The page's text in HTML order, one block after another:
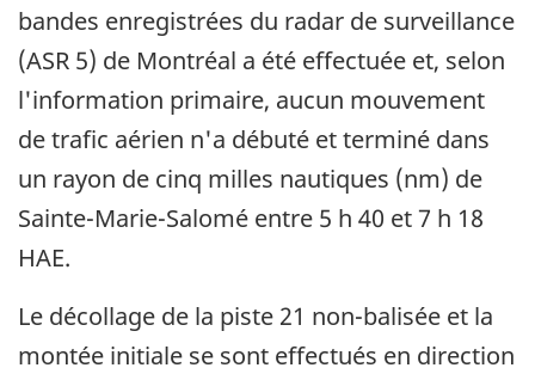
bandes enregistrées du radar de surveillance
(ASR 5) de Montréal a été effectuée et, selon
l'information primaire, aucun mouvement
de trafic aérien n'a débuté et terminé dans
un rayon de cinq milles nautiques (nm) de
Sainte-Marie-Salomé entre 5 h 40 et 7 h 18
HAE.
Le décollage de la piste 21 non-balisée et la
montée initiale se sont effectués en direction